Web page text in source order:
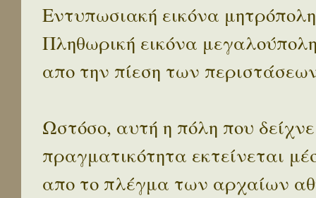
Εντυπωσιακή εικόνα
Πληθωρική εικόνα
απο την πίεση των
Ωστόσο, αυτή η πόλη που
πραγματικότητα εκτείνεται
απο το πλέγμα των αρχαίων